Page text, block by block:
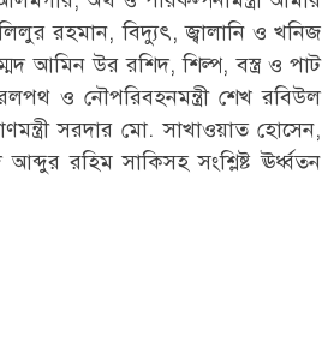
রহমান, বিদ্যুৎ, জ্বালানি ও খনিজ
আমিন উর রশিদ, শিল্প, বস্ত্র ও পাট
ও নৌপরিবহনমন্ত্রী শেখ রবিউল
সরদার মো. সাখাওয়াত হোসেন,
রহিম সাকিসহ সংশ্লিষ্ট ঊর্ধ্বতন